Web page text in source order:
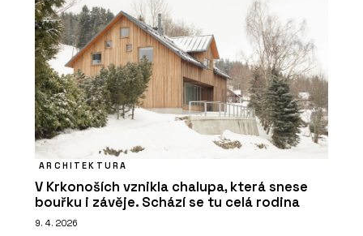
ARCHITEKTURA
V Krkonoších vznikla chalupa, která snese
bouřku i závěje. Schází se tu celá rodina
9. 4. 2026